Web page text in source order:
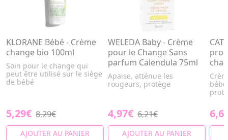
KLORANE Bébé - Crème
change bio 100ml
Soin pour le change qui
peut être utilisé sur le siège
de bébé
5,29€ 8,29€
AJOUTER AU PANIER
WELEDA Baby - Crème
pour le Change Sans
parfum Calendula 75ml
Apaise, atténue les
rougeurs, protège
4,97€ 6,21€
AJOUTER AU PANIER